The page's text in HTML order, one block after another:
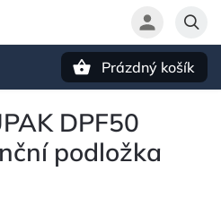
Prázdný košík
DPF50
podložka